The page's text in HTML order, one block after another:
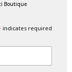
Boutique
indicates required